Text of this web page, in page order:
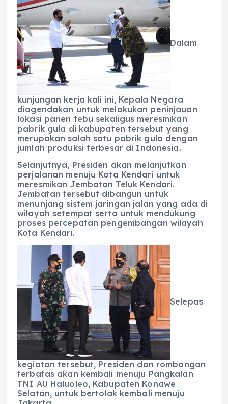
Dalam
kunjungan kerja kali ini, Kepala Negara
diagendakan untuk melakukan peninjauan
lokasi panen tebu sekaligus meresmikan
pabrik gula di kabupaten tersebut yang
merupakan salah satu pabrik gula dengan
jumlah produksi terbesar di Indonesia.
Selanjutnya, Presiden akan melanjutkan
perjalanan menuju Kota Kendari untuk
meresmikan Jembatan Teluk Kendari.
Jembatan tersebut dibangun untuk
menunjang sistem jaringan jalan yang ada di
wilayah setempat serta untuk mendukung
proses percepatan pengembangan wilayah
Kota Kendari.
Selepas
kegiatan tersebut, Presiden dan rombongan
terbatas akan kembali menuju Pangkalan
TNI AU Haluoleo, Kabupaten Konawe
Selatan, untuk bertolak kembali menuju